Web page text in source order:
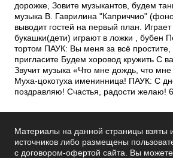
дорожке, Зовите музыкантов, будем
музыка В. Гаврилина "Каприччио"
выводит гостей на первый план.
букашки(дети) играют в ложки , бубен
тортом ПАУК: Вы меня за всё
пригласите Будем хоровод кружить С
Звучит музыка «Что мне дождь, что
Муха-цокотуха именинница! ПАУК: С
поздравляю! Счастья, радости желаю! 6
Материалы на данной страницы взяты
источников либо размещены
с договором-офертой сайта. Вы можете